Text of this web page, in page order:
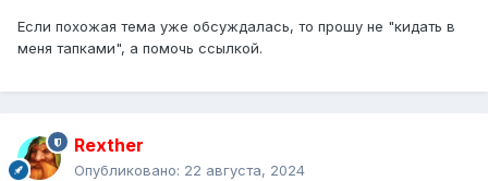
Если похожая тема уже обсуждалась, то прошу не "кидать в
меня тапками", а помочь ссылкой.
Rexther
Опубликовано: 22 августа, 2024